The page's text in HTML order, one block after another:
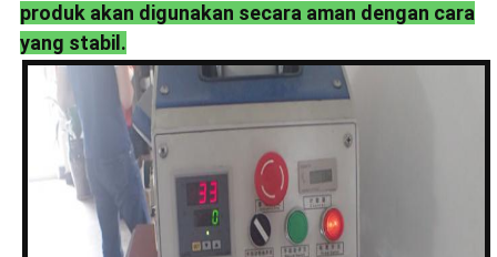
produk akan digunakan secara aman dengan cara
yang stabil.